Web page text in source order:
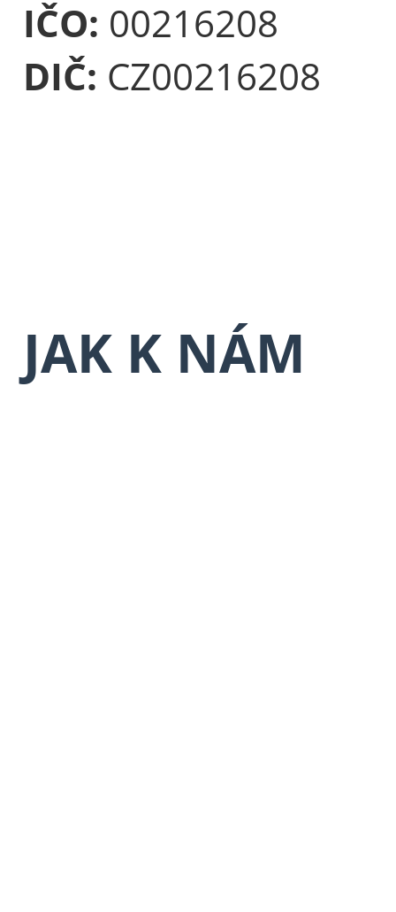
IČO: 00216208
DIČ: CZ00216208
JAK K NÁM